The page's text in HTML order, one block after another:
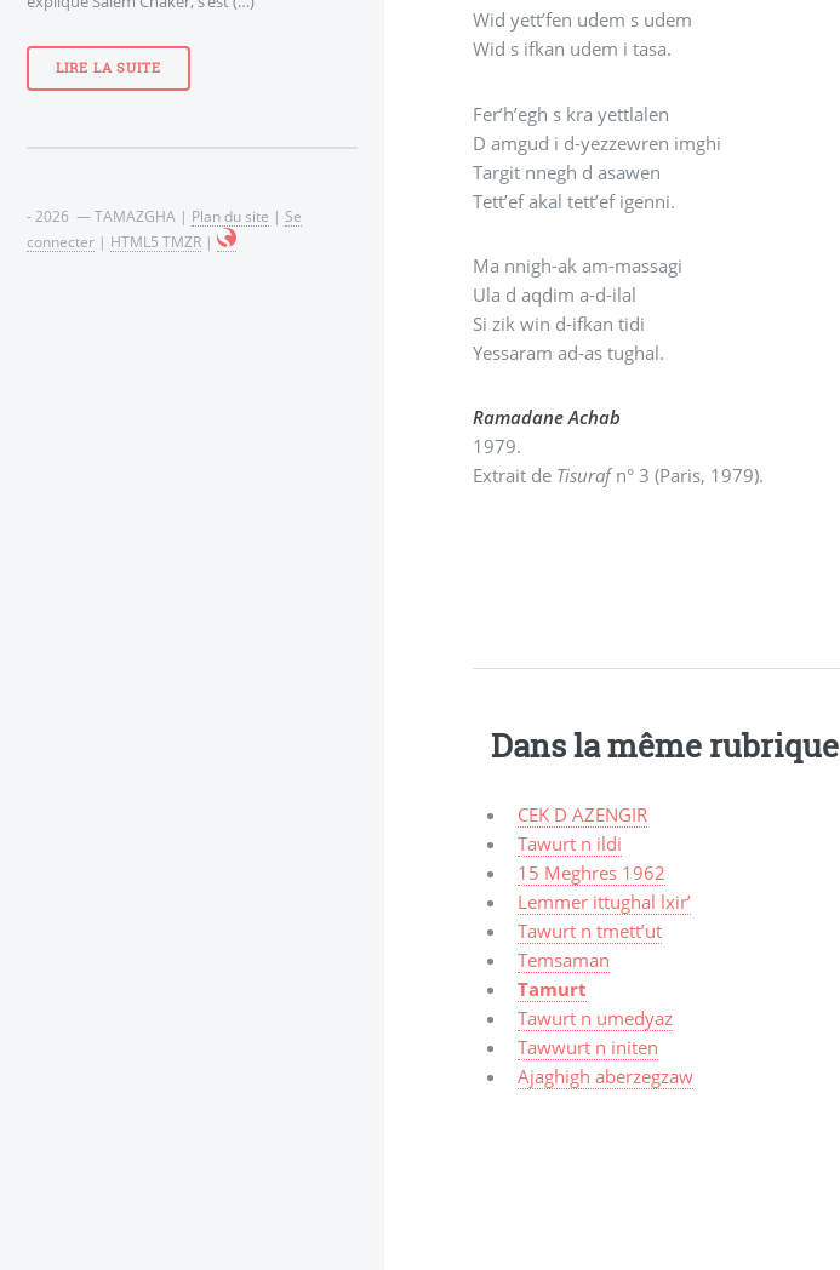
Wid yett’fen udem s udem
Wid s ifkan udem i tasa.
Fer’h’egh s kra yettlalen
D amgud i d-yezzewren imghi
Targit nnegh d asawen
Tett’ef akal tett’ef igenni.
Ma nnigh-ak am-massagi
Ula d aqdim a-d-ilal
Si zik win d-ifkan tidi
Yessaram ad-as tughal.
Ramadane Achab
1979.
Extrait de Tisurafn° 3 (Paris, 1979).
Dans la même rubrique
CEK D AZENGIR
Tawurt n ildi
15 Meghres 1962
Lemmer ittughal lxir’
Tawurt n tmett’ut
Temsaman
Tamurt
Tawurt n umedyaz
Tawwurt n initen
Ajaghigh aberzegzaw
LIRE LA SUITE
- 2026 — TAMAZGHA | Plan du site | Se
connecter | HTML5 TMZR |